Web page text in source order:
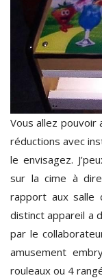
Vous allez pouvoir
réductions avec
le envisagez.
sur la cime à
rapport aux salle
distinct appareil a
par le
amusement
rouleaux ou 4